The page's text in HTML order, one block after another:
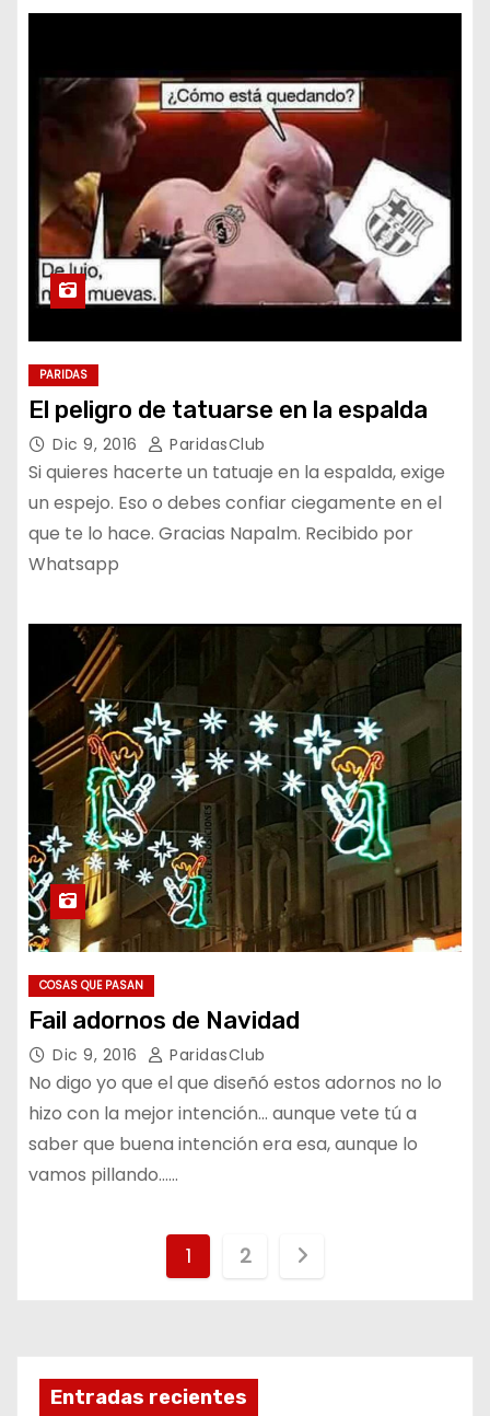
PARIDAS
El peligro de tatuarse en la espalda
Dic 9, 2016 ParidasClub
Si quieres hacerte un tatuaje en la espalda, exige
un espejo. Eso o debes confiar ciegamente en el
que te lo hace. Gracias Napalm. Recibido por
Whatsapp
COSAS QUE PASAN
Fail adornos de Navidad
Dic 9, 2016 ParidasClub
No digo yo que el que diseñó estos adornos no lo
hizo con la mejor intención… aunque vete tú a
saber que buena intención era esa, aunque lo
vamos pillando……
e
1 2
Entradas recientes